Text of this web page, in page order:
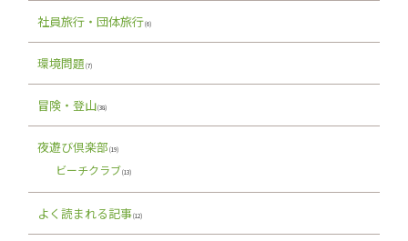
社員旅行・団体旅行(6)
環境問題 (7)
冒険・登山(38)
夜遊び倶楽部 (19)
ビーチクラブ(13)
よく読まれる記事(12)